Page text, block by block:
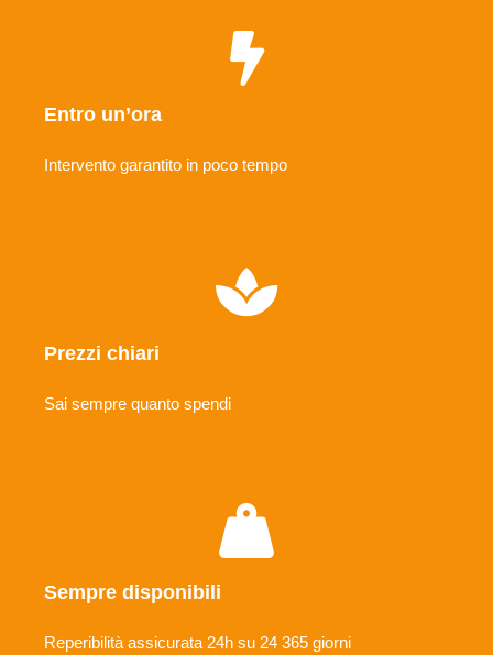
Entro un’ora
Intervento garantito in poco tempo
Prezzi chiari
Sai sempre quanto spendi
Sempre disponibili
Reperibilità assicurata 24h su 24 365 giorni